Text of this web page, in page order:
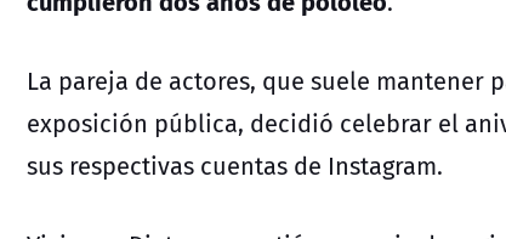
La pareja de actores, que suele mantener
exposición pública, decidió celebrar el
sus respectivas cuentas de Instagram.